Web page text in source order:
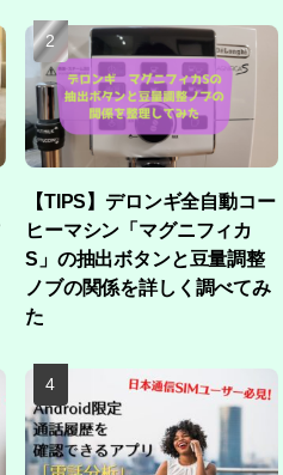
【TIPS】デロンギ全自動コー
ヒーマシン「マグニフィカ
S」の抽出ボタンと豆量調整
ノブの関係を詳しく調べてみ
た